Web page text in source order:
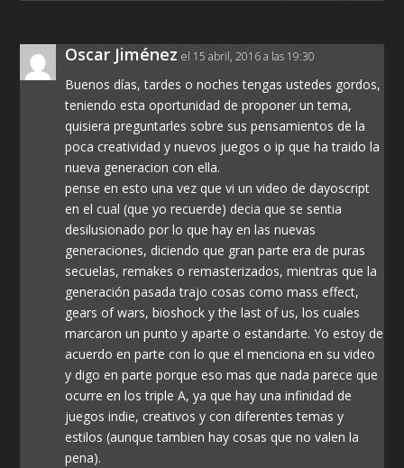
Oscar Jiménez el 15 abril, 2016 a las 19:30
Buenos días, tardes o noches tengas ustedes gordos,
teniendo esta oportunidad de proponer un tema,
quisiera preguntarles sobre sus pensamientos de la
poca creatividad y nuevos juegos o ip que ha traido la
nueva generacion con ella.
pense en esto una vez que vi un video de dayoscript
en el cual (que yo recuerde) decia que se sentia
desilusionado por lo que hay en las nuevas
generaciones, diciendo que gran parte era de puras
secuelas, remakes o remasterizados, mientras que la
generación pasada trajo cosas como mass effect,
gears of wars, bioshock y the last of us, los cuales
marcaron un punto y aparte o estandarte. Yo estoy de
acuerdo en parte con lo que el menciona en su video
y digo en parte porque eso mas que nada parece que
ocurre en los triple A, ya que hay una infinidad de
juegos indie, creativos y con diferentes temas y
estilos (aunque tambien hay cosas que no valen la
pena).